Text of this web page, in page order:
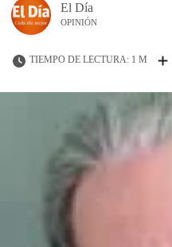
El Día
OPINIÓN
TIEMPO DE LECTURA: 1 M